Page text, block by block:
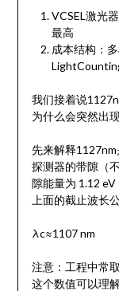
VCSEL激光
最高
成本结构：
我们接着说
为什么会突然出
先来解释
探测器的带隙（
隙能量为 1.12
上面的截止波长
λc≈1107 nm
注意：工程中常
这个数值可以理